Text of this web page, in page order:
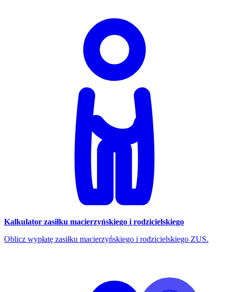
Kalkulator zasiłku macierzyńskiego i rodzicielskiego
Oblicz wypłatę zasiłku macierzyńskiego i rodzicielskiego ZUS.